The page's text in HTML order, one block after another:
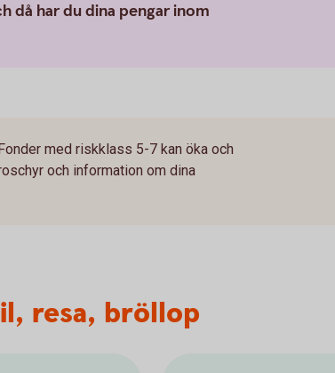
då har du dina pengar inom
med riskklass 5-7 kan öka och
och information om dina
resa, bröllop